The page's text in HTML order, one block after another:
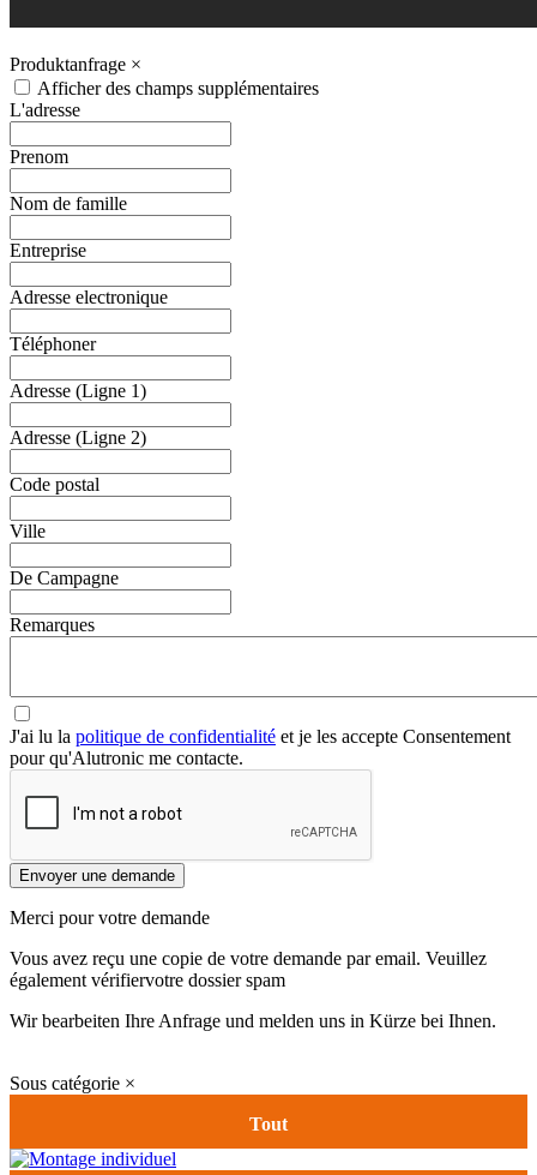
Produktanfrage ×
Afficher des champs supplémentaires
L'adresse
Prenom
Nom de famille
Entreprise
Adresse electronique
Téléphoner
Adresse (Ligne 1)
Adresse (Ligne 2)
Code postal
Ville
De Campagne
Remarques
J'ai lu la politique de confidentialité et je les accepte Consentement
pour qu'Alutronic me contacte.
Envoyer une demande
Merci pour votre demande
Vous avez reçu une copie de votre demande par email. Veuillez
également vérifiervotre dossier spam
Wir bearbeiten Ihre Anfrage und melden uns in Kürze bei Ihnen.
Sous catégorie ×
Tout